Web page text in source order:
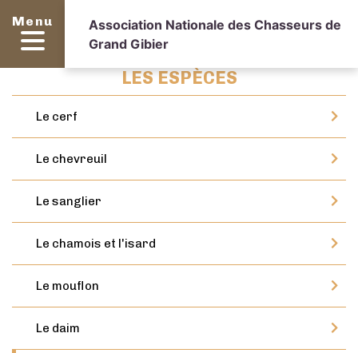
Menu
Association Nationale des Chasseurs de
Grand Gibier
LES ESPÈCES
Le cerf
Le chevreuil
Le sanglier
Le chamois et l'isard
Le mouflon
Le daim